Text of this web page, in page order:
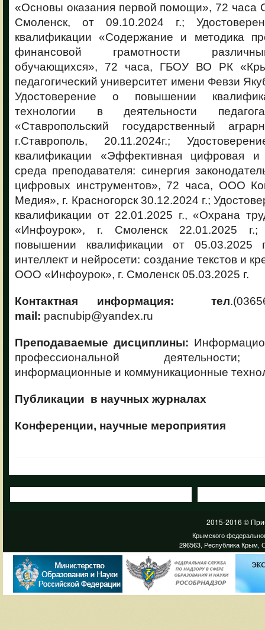
«Основы оказания первой помощи», 72 часа
Смоленск, от 09.10.2024 г.;
квалификации «Содержание и методика
финансовой грамотности
обучающихся», 72 часа, ГБОУ ВО РК
педагогический университет имени Февзи
Удостоверение о повышении
технологии в деятельности
«Ставропольский государственный
г.Ставрополь, 20.11.2024г.;
квалификации «Эффективная цифровая и
среда преподавателя: синергия
цифровых инструментов», 72 часа, ООО
Медия», г. Красногорск 30.12.2024 г.;
квалификации от 22.01.2025 г., «Охрана
«Инфоурок», г. Смоленск 22.01.2025 г.;
повышении квалификации от 05.03.2025
интеллект и нейросети: создание текстов и
ООО «Инфоурок», г. Смоленск 05.03.2025 г.
Контактная информация: тел
mail: рacnubip@yandex.ru
Преподаваемые дисциплины:
профессиональной деятельности;
информационные и коммуникационные
Публикации в научных журналах
Конференции, научные мероприятия
2015-2016 ©
Крымского
296563, Республика Крым,